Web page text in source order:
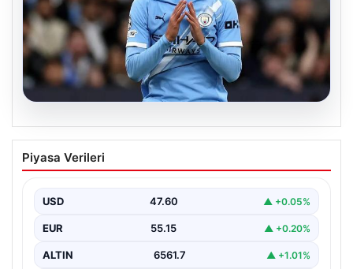
04.08.2026
Galatasaray’da orta sahaya dev isim!
Manchester City’nin yıldızı Tijjani
Piyasa Verileri
USD 47.60 ▲ +0.05%
EUR 55.15 ▲ +0.20%
ALTIN 6561.7 ▲ +1.01%